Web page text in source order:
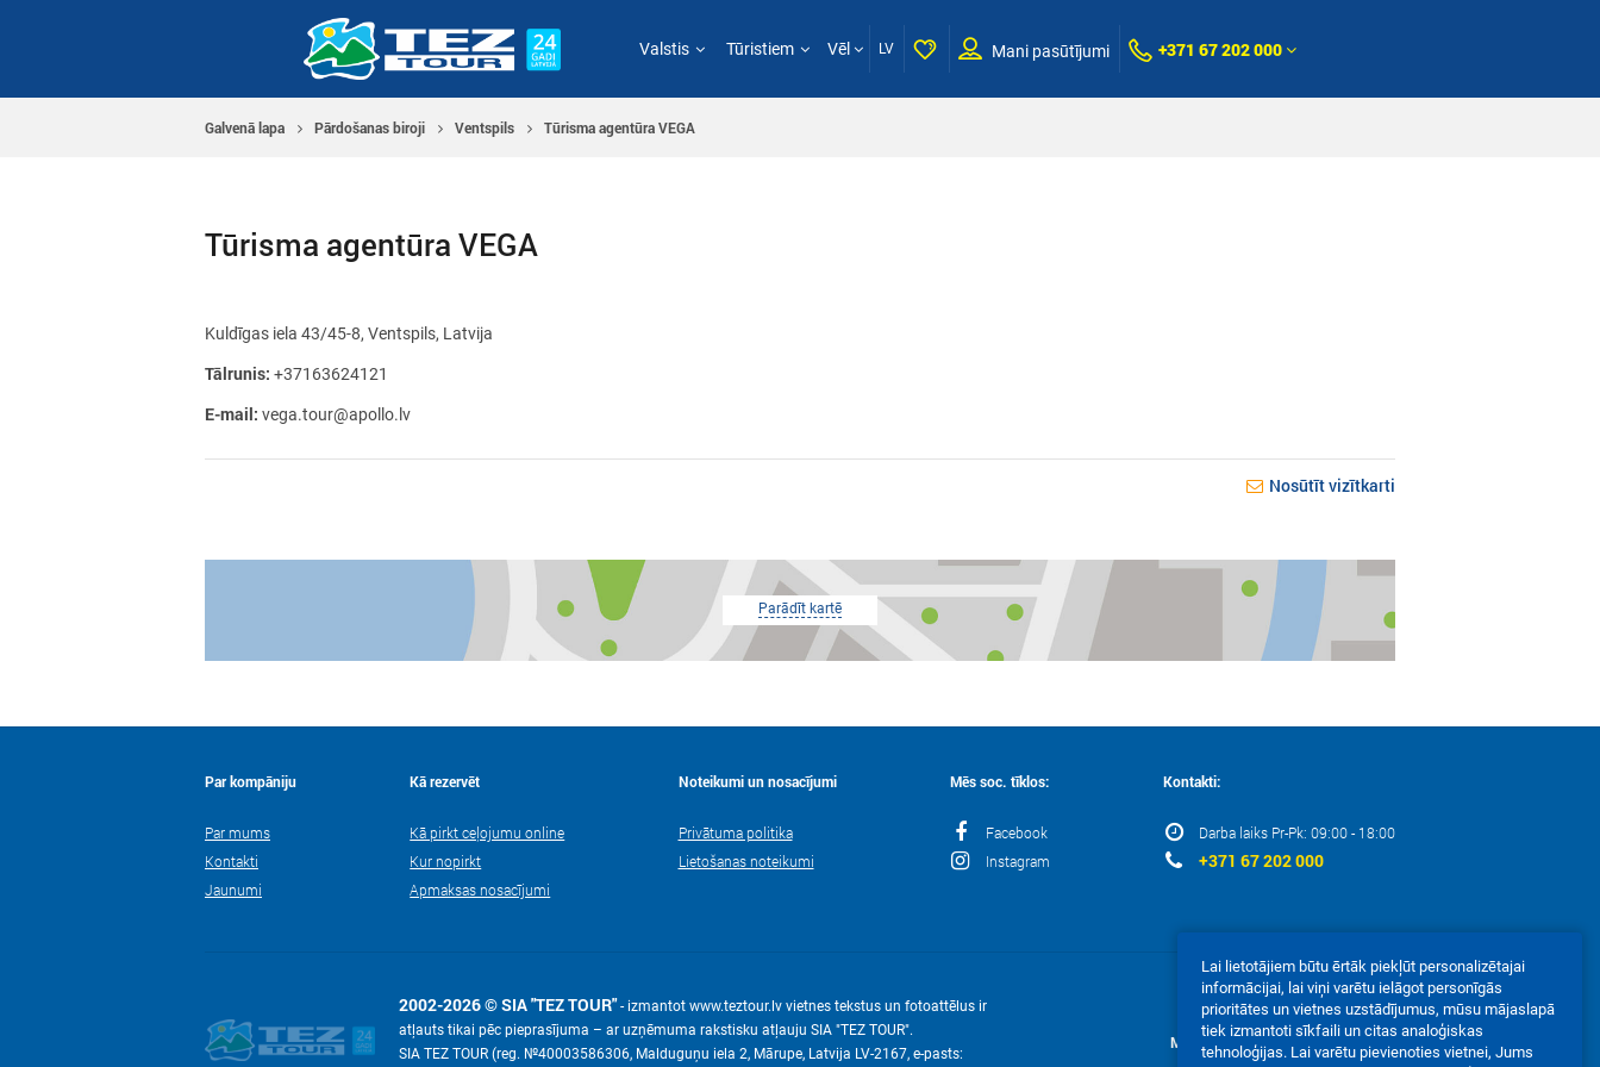
Valstis Tūristiem Vēl LV Mani pasūtījumi +371 67 202 000
Galvenā lapa Pārdošanas biroji Ventspils Tūrisma agentūra VEGA
Tūrisma agentūra VEGA
Kuldīgas iela 43/45-8, Ventspils, Latvija
Tālrunis: +37163624121
E-mail: vega.tour@apollo.lv
Nosūtīt vizītkarti
Parādīt kartē
Par kompāniju
Par mums
Kontakti
Jaunumi
Kā rezervēt
Kā pirkt ceļojumu online
Kur nopirkt
Apmaksas nosacījumi
Noteikumi un nosacījumi
Privātuma politika
Lietošanas noteikumi
Mēs soc. tīklos:
Facebook
Instagram
Kontakti:
Darba laiks Pr-Pk: 09:00 - 18:00
+371 67 202 000
2002-2026 © SIA "TEZ TOUR" - izmantot www.teztour.lv vietnes tekstus un fotoattēlus ir
atļauts tikai pēc pieprasījuma – ar uzņēmuma rakstisku atļauju SIA "TEZ TOUR".
SIA TEZ TOUR (reg. №40003586306, Malduguņu iela 2, Mārupe, Latvija LV-2167, е-pasts:
Mēs akceptējam:
Lai lietotājiem būtu ērtāk piekļūt personalizētajai
informācijai, lai viņi varētu ielāgot personīgās
prioritātes un vietnes uzstādījumus, mūsu mājaslapā
tiek izmantoti sīkfaili un citas analoģiskas
tehnoloģijas. Lai varētu pievienoties vietnei, Jums